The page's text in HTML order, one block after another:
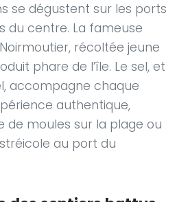
se dégustent sur les ports
du centre. La fameuse
récoltée jeune
phare de l’île. Le sel, et
accompagne chaque
authentique,
de moules sur la plage ou
au port du